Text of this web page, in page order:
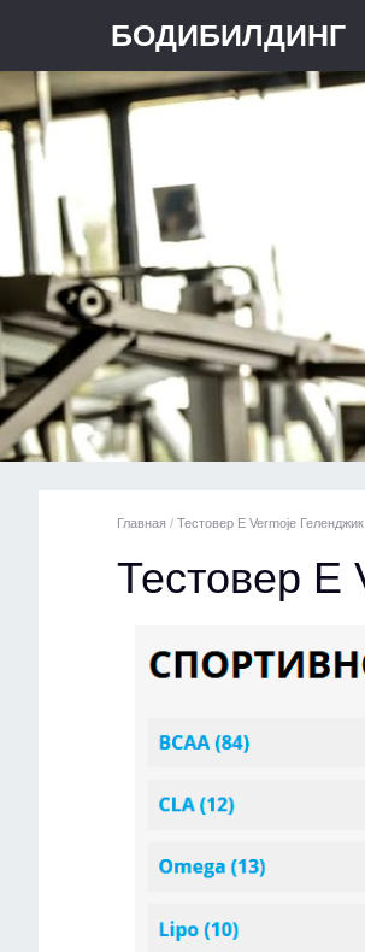
БОДИБИЛДИНГ
Главная / Тестовер Е Vermoje Геленджик
Тестовер Е